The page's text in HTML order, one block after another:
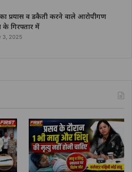
प्रयास व डकैती करने वाले आरोपीगण
के गिरफ्तार में
3, 2025